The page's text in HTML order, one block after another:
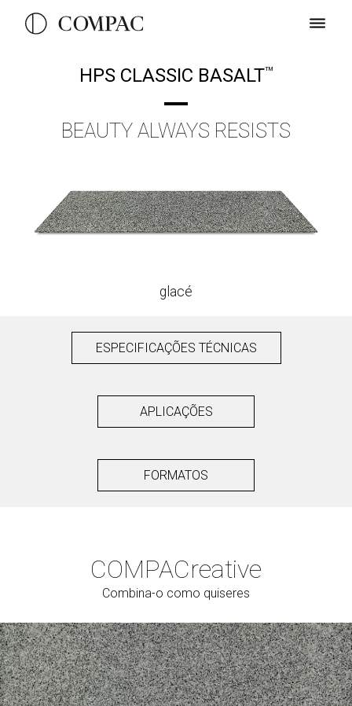
HPS CLASSIC BASALTTM
BEAUTY ALWAYS RESISTS
glacé
ESPECIFICAÇÕES TÉCNICAS
APLICAÇÕES
FORMATOS
COMPACreative
Combina-o como quiseres